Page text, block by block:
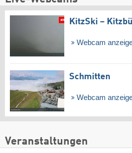
KitzSki –
Webcam
Schmitten
Webcam
Veranstaltungen